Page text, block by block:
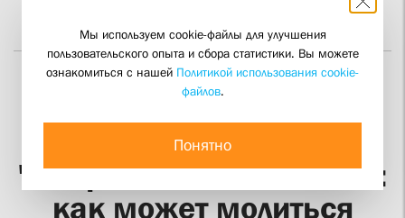
Ответы на вопросы
интернет-конференции
"Непрестанно молитесь":
как может молиться
Мы используем cookie-файлы для улучшения
пользовательского опыта и сбора статистики. Вы можете
ознакомиться с нашей Политикой использования cookie-
файлов.
Понятно